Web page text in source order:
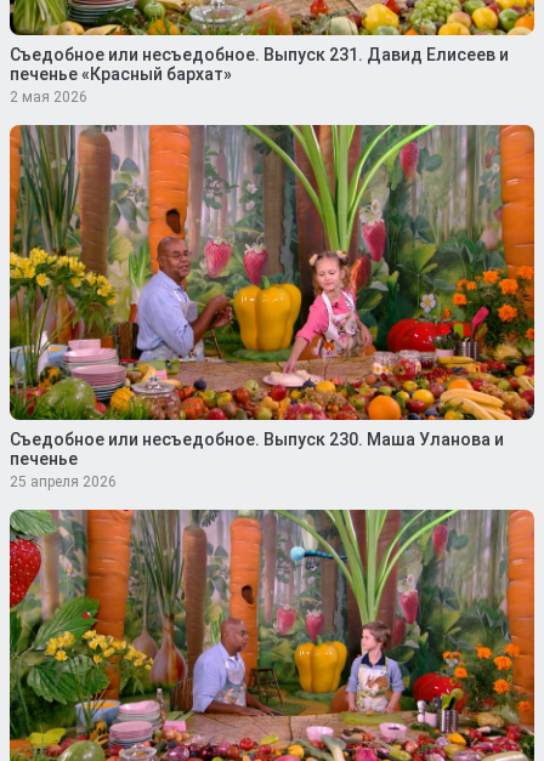
Съедобное или несъедобное. Выпуск 231. Давид Елисеев и
печенье «Красный бархат»
2 мая 2026
Съедобное или несъедобное. Выпуск 230. Маша Уланова и
печенье
25 апреля 2026